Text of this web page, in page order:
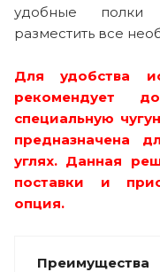
удобные полки
разместить все
Для удобства
рекомендует
специальную
предназначена
углях. Данная
поставки и
опция.
Преимущества